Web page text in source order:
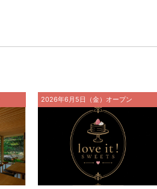
2026年6月5日（金）オープン